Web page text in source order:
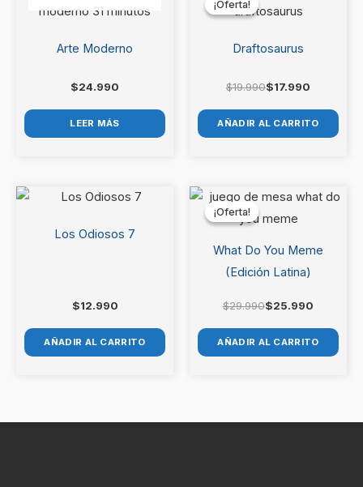
Wonderful World”
Arte Moderno
$24.990
LEER MÁS
¡Oferta!
¡Oferta!
Draftosaurus
$19.990
original
$17.990
actual
AÑADIR AL CARRITO
Los Odiosos 7
$12.990
AÑADIR AL CARRITO
¡Oferta!
¡Oferta!
What Do You Meme
(Edición Latina)
$29.990
El
precio
original
$29.990.
$25.990
El
precio
actual
$25.990.
AÑADIR AL CARRITO